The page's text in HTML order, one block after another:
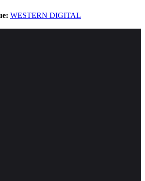
WESTERN DIGITAL